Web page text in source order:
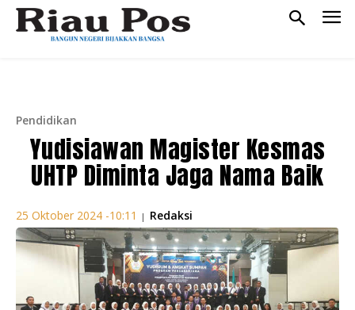
Pendidikan
Yudisiawan Magister Kesmas
UHTP Diminta Jaga Nama Baik
25 Oktober 2024 -10:11 | Redaksi